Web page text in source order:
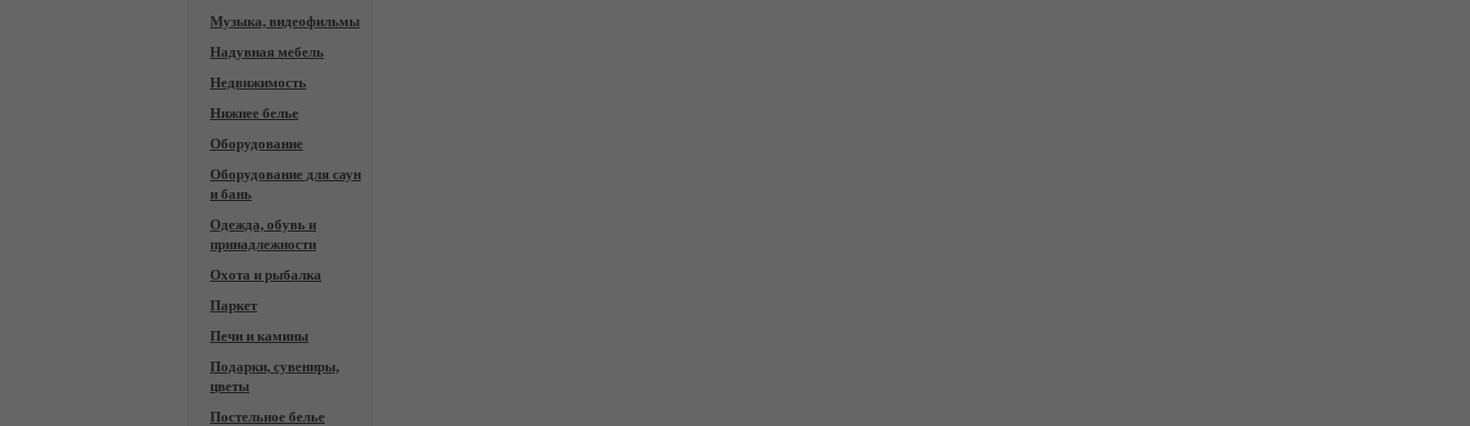
Музыка, видеофильмы
Надувная мебель
Недвижимость
Нижнее белье
Оборудование
Оборудование для саун
и бань
Одежда, обувь и
принадлежности
Охота и рыбалка
Паркет
Печи и камины
Подарки, сувениры,
цветы
Постельное белье